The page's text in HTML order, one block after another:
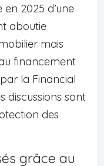
2025 d’une
aboutie
mais
financement
la Financial
discussions sont
des
grâce au